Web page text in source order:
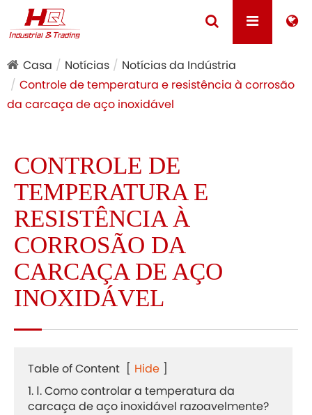
Casa Notícias
Notícias da Indústria
Controle de temperatura e resistência à corrosão
da carcaça de aço inoxidável
CONTROLE DE
TEMPERATURA E
RESISTÊNCIA À
CORROSÃO DA
CARCAÇA DE AÇO
INOXIDÁVEL
Table of Content [ Hide ]
1. Ⅰ. Como controlar a temperatura da
carcaça de aço inoxidável razoavelmente?